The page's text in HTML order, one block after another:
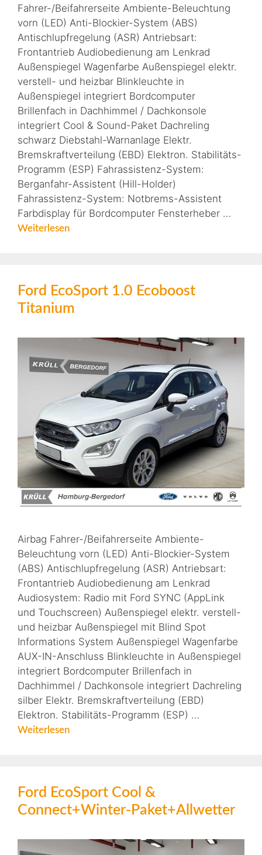
Fahrer-/Beifahrerseite Ambiente-Beleuchtung
vorn (LED) Anti-Blockier-System (ABS)
Antischlupfregelung (ASR) Antriebsart:
Frontantrieb Audiobedienung am Lenkrad
Außenspiegel Wagenfarbe Außenspiegel elektr.
verstell- und heizbar Blinkleuchte in
Außenspiegel integriert Bordcomputer
Brillenfach in Dachhimmel / Dachkonsole
integriert Cool & Sound-Paket Dachreling
schwarz Diebstahl-Warnanlage Elektr.
Bremskraftverteilung (EBD) Elektron. Stabilitäts-
Programm (ESP) Fahrassistenz-System:
Berganfahr-Assistent (Hill-Holder)
Fahrassistenz-System: Notbrems-Assistent
Farbdisplay für Bordcomputer Fensterheber …
Weiterlesen
Ford EcoSport 1.0 Ecoboost
Titanium
Airbag Fahrer-/Beifahrerseite Ambiente-
Beleuchtung vorn (LED) Anti-Blockier-System
(ABS) Antischlupfregelung (ASR) Antriebsart:
Frontantrieb Audiobedienung am Lenkrad
Audiosystem: Radio mit Ford SYNC (AppLink
und Touchscreen) Außenspiegel elektr. verstell-
und heizbar Außenspiegel mit Blind Spot
Informations System Außenspiegel Wagenfarbe
AUX-IN-Anschluss Blinkleuchte in Außenspiegel
integriert Bordcomputer Brillenfach in
Dachhimmel / Dachkonsole integriert Dachreling
silber Elektr. Bremskraftverteilung (EBD)
Elektron. Stabilitäts-Programm (ESP) …
Weiterlesen
Ford EcoSport Cool &
Connect+Winter-Paket+Allwetter